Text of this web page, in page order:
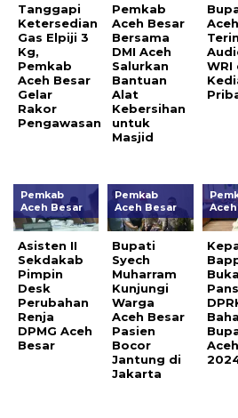
Tanggapi
Ketersedian
Gas Elpiji 3
Kg,
Pemkab
Aceh Besar
Gelar
Rakor
Pengawasan
Pemkab
Aceh Besar
Bersama
DMI Aceh
Salurkan
Bantuan
Alat
Kebersihan
untuk
Masjid
WRI
Pemkab
Aceh Besar
Asisten II
Sekdakab
Pimpin
Desk
Perubahan
Renja
DPMG Aceh
Besar
Pemkab
Aceh Besar
Bupati
Syech
Muharram
Kunjungi
Warga
Aceh Besar
Pasien
Bocor
Jantung di
Jakarta